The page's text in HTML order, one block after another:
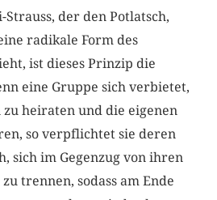
Strauss, der den Potlatsch,
radikale Form des
ist dieses Prinzip die
eine Gruppe sich verbietet,
zu heiraten und die eigenen
so verpflichtet sie deren
sich im Gegenzug von ihren
trennen, sodass am Ende